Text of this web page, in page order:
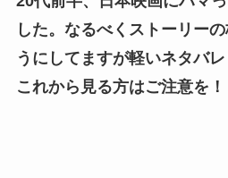
した。なるべくストーリー
うにしてますが軽いネタバ
これから見る方はご注意を！